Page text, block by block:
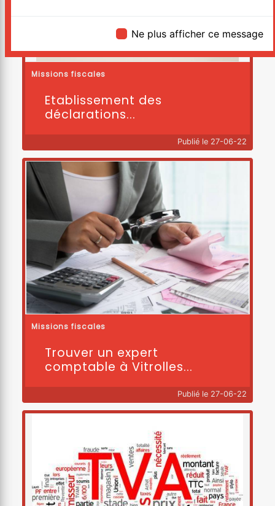
Ne plus afficher ce message
Missions fiscales
Etablissement des
déclarations...
Publié le 27-06-22
Missions fiscales
Trouver un expert
comptable à Vitrolles...
Publié le 27-06-22